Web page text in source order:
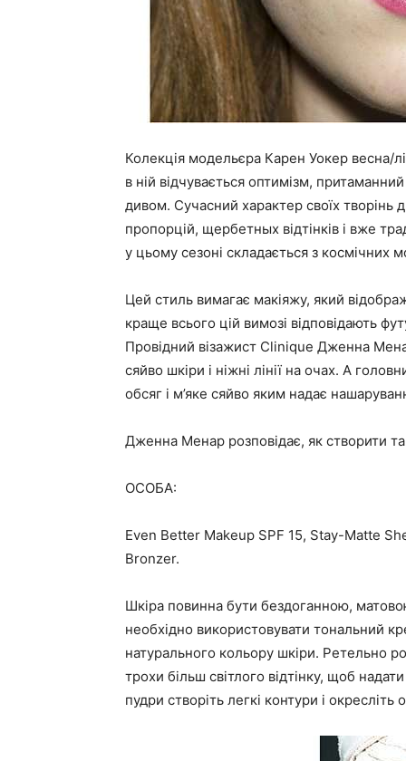
Колекція модельєра Карен Уокер весна/
в ній відчувається оптимізм,
дивом. Сучасний характер своїх
пропорцій, щербетных відтінків і вже
у цьому сезоні складається з космічних
Цей стиль вимагає макіяжу, який
краще всього цій вимозі відповідають
Провідний візажист Clinique Дженна
сяйво шкіри і ніжні лінії на очах. А
обсяг і м’яке сяйво яким надає
Дженна Менар розповідає, як створити
ОСОБА:
Even Better Makeup SPF 15, Stay-Matte
Bronzer.
Шкіра повинна бути бездоганною,
необхідно використовувати тональний
натурального кольору шкіри. Ретельно
трохи більш світлого відтінку, щоб
пудри створіть легкі контури і